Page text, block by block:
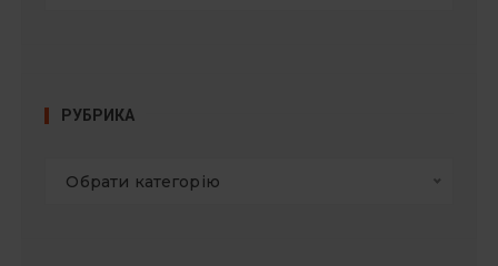
РУБРИКА
Обрати категорію